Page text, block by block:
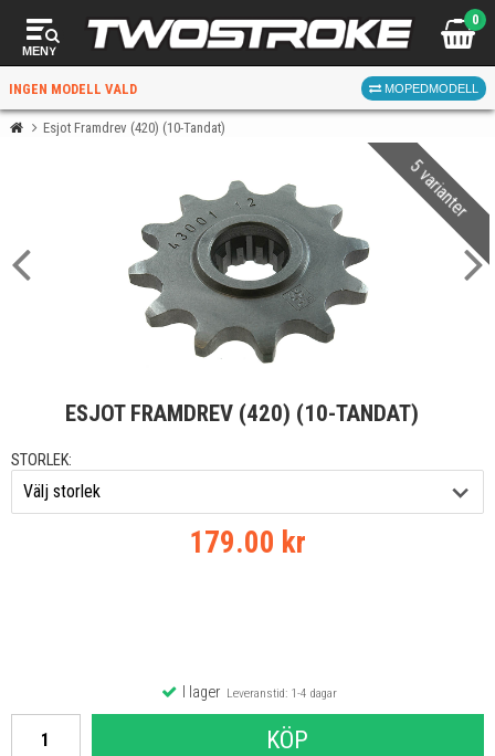
MENY
0
INGEN MODELL VALD MOPEDMODELL
FÖR RÄTT DELAR
När du valt kommer butiken visa delar för vald moped
Esjot Framdrev (420) (10-Tandat)
5 varianter
ESJOT FRAMDREV (420) (10-TANDAT)
STORLEK:
179.00 kr
I lagerLeveranstid: 1-4 dagar
KÖP